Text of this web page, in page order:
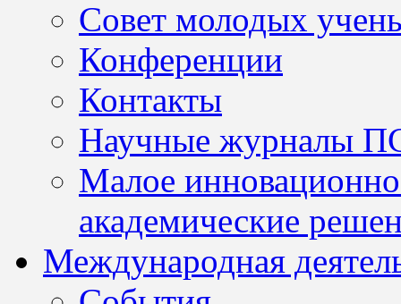
Совет молодых
Конференции
Контакты
Научные журналы
Малое
академические
Международная